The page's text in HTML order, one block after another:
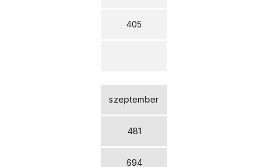
405
szeptember
481
694